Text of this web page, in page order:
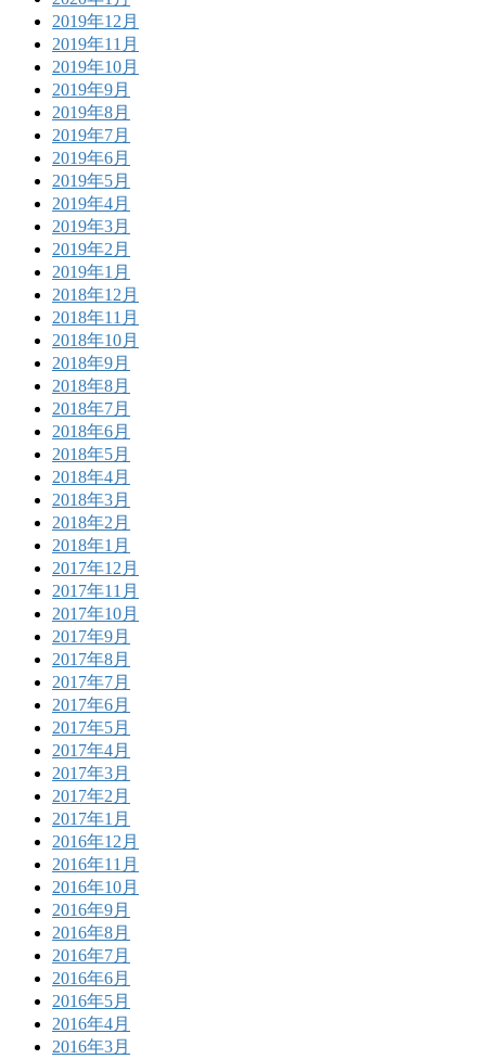
2019年12月
2019年11月
2019年10月
2019年9月
2019年8月
2019年7月
2019年6月
2019年5月
2019年4月
2019年3月
2019年2月
2019年1月
2018年12月
2018年11月
2018年10月
2018年9月
2018年8月
2018年7月
2018年6月
2018年5月
2018年4月
2018年3月
2018年2月
2018年1月
2017年12月
2017年11月
2017年10月
2017年9月
2017年8月
2017年7月
2017年6月
2017年5月
2017年4月
2017年3月
2017年2月
2017年1月
2016年12月
2016年11月
2016年10月
2016年9月
2016年8月
2016年7月
2016年6月
2016年5月
2016年4月
2016年3月